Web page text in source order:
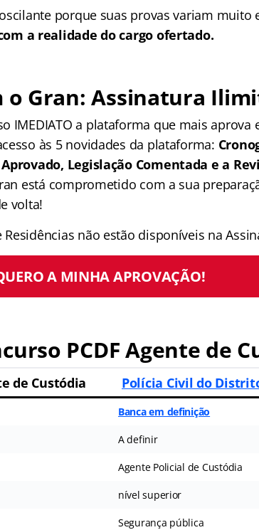
porque suas provas variam muito
a realidade do cargo ofertado.
o Gran: Assinatura
IMEDIATO a plataforma que mais aprova
às 5 novidades da plataforma:
Legislação Comentada e a
está comprometido com a sua
volta!
Residências não estão disponíveis na
A MINHA APROVAÇÃO!
PCDF Agente de
de Custódia Polícia Civil do
Banca em definição
A definir
Agente Policial de Custódia
nível superior
Segurança pública